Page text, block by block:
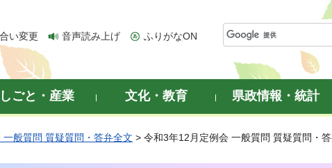
い変更 音声読み上げ ふりがなON
しごと・産業 文化・教育 県政情報・統計
般質問 質疑質問・答弁全文 > 令和3年12月定例会 一般質問 質疑質問・答